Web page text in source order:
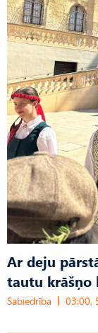
Ar deju
tautu krāšņo
Sabiedrība 03:00,